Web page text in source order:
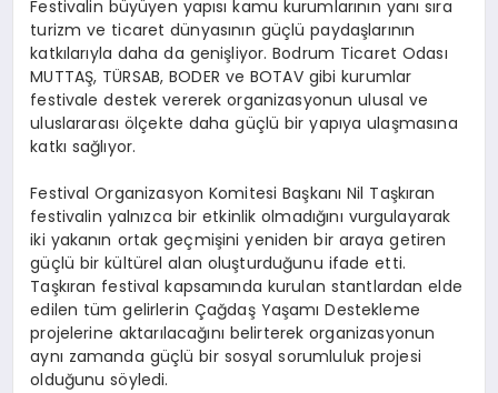
Festivalin büyüyen yapısı kamu kurumlarının yanı sıra
turizm ve ticaret dünyasının güçlü paydaşlarının
katkılarıyla daha da genişliyor. Bodrum Ticaret Odası
MUTTAŞ, TÜRSAB, BODER ve BOTAV gibi kurumlar
festivale destek vererek organizasyonun ulusal ve
uluslararası ölçekte daha güçlü bir yapıya ulaşmasına
katkı sağlıyor.
Festival Organizasyon Komitesi Başkanı Nil Taşkıran
festivalin yalnızca bir etkinlik olmadığını vurgulayarak
iki yakanın ortak geçmişini yeniden bir araya getiren
güçlü bir kültürel alan oluşturduğunu ifade etti.
Taşkıran festival kapsamında kurulan stantlardan elde
edilen tüm gelirlerin Çağdaş Yaşamı Destekleme
projelerine aktarılacağını belirterek organizasyonun
aynı zamanda güçlü bir sosyal sorumluluk projesi
olduğunu söyledi.